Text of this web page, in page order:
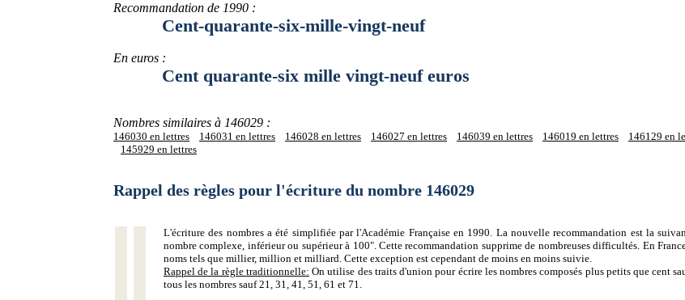
Recommandation de 1990 :
Cent-quarante-six-mille-vingt-neuf
En euros :
Cent quarante-six mille vingt-neuf euros
Nombres similaires à 146029 :
146030 en lettres 146031 en lettres 146028 en lettres 146027 en lettres 146039 en lettres 146019 en lettres
146129 en
145929 en lettres
Rappel des règles pour l'écriture du nombre 146029
L'écriture des nombres a été simplifiée par l'Académie Française en 1990. La nouvelle recommandation est la
nombre complexe, inférieur ou supérieur à 100". Cette recommandation supprime de nombreuses difficultés. En
noms tels que millier, million et milliard. Cette exception est cependant de moins en moins suivie.
Rappel de la règle traditionnelle: On utilise des traits d'union pour écrire les nombres composés plus petits que cent
tous les nombres sauf 21, 31, 41, 51, 61 et 71.